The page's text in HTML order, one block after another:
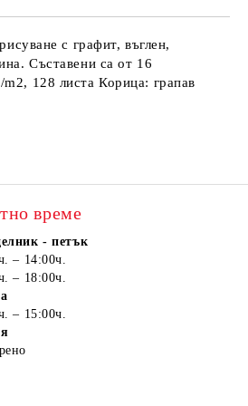
с графит, въглен,
Съставени са от 16
128 листа Корица: грапав
време
- петък
– 14:00ч.
– 18:00ч.
– 15:00ч.